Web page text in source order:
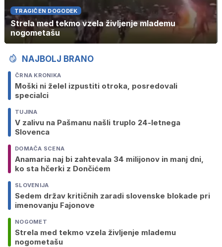
TRAGIČEN DOGODEK
Strela med tekmo vzela življenje mlademu
nogometašu
NAJBOLJ BRANO
ČRNA KRONIKA
Moški ni želel izpustiti otroka, posredovali
specialci
TUJINA
V zalivu na Pašmanu našli truplo 24-letnega
Slovenca
DOMAČA SCENA
Anamaria naj bi zahtevala 34 milijonov in manj dni,
ko sta hčerki z Dončićem
SLOVENIJA
Sedem držav kritičnih zaradi slovenske blokade pri
imenovanju Fajonove
NOGOMET
Strela med tekmo vzela življenje mlademu
nogometašu